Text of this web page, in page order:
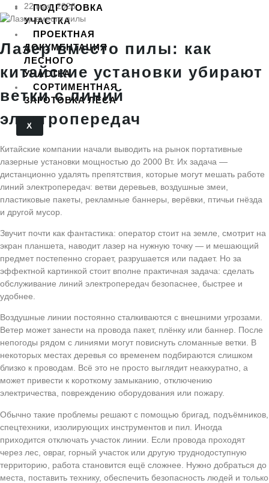
ПОДГОТОВКА
УЧАСТКА
ПРОЕКТНАЯ
ДОКУМЕНТАЦИЯ
ЛЕСНОГО
УЧАСТКА
СОРТИМЕНТНАЯ
ЗАГОТОВКА ЛЕСА
X
22 мая, 2026
Лазер вместо пилы: как
китайские установки убирают
ветки с линий
электропередач
Китайские компании начали выводить на рынок портативные
лазерные установки мощностью до 2000 Вт. Их задача —
дистанционно удалять препятствия, которые могут мешать работе
линий электропередач: ветви деревьев, воздушные змеи,
пластиковые пакеты, рекламные баннеры, верёвки, птичьи гнёзда
и другой мусор.
Звучит почти как фантастика: оператор стоит на земле, смотрит на
экран планшета, наводит лазер на нужную точку — и мешающий
предмет постепенно сгорает, разрушается или падает. Но за
эффектной картинкой стоит вполне практичная задача: сделать
обслуживание линий электропередач безопаснее, быстрее и
удобнее.
Воздушные линии постоянно сталкиваются с внешними угрозами.
Ветер может занести на провода пакет, плёнку или баннер. После
непогоды рядом с линиями могут повиснуть сломанные ветки. В
некоторых местах деревья со временем подбираются слишком
близко к проводам. Всё это не просто выглядит неаккуратно, а
может привести к короткому замыканию, отключению
электричества, повреждению оборудования или пожару.
Обычно такие проблемы решают с помощью бригад, подъёмников,
спецтехники, изолирующих инструментов и пил. Иногда
приходится отключать участок линии. Если провода проходят
через лес, овраг, горный участок или другую труднодоступную
территорию, работа становится ещё сложнее. Нужно добраться до
места, поставить технику, обеспечить безопасность людей и только